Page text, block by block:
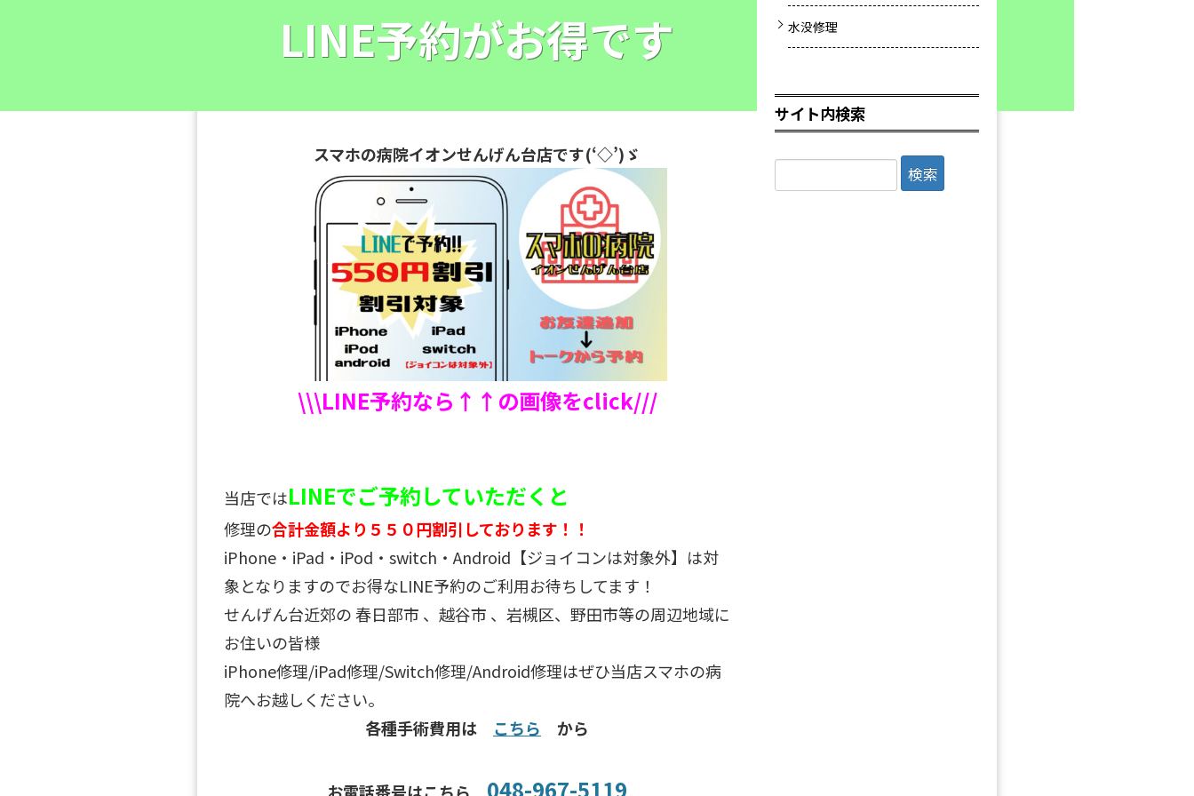
LINE予約がお得です
スマホの病院イオンせんげん台店です(‘◇’)ゞ
\\\LINE予約なら↑↑の画像をclick///
当店ではLINEでご予約していただくと
修理の合計金額より５５０円割引しております！！
iPhone・iPad・iPod・switch・Android【ジョイコンは対象外】は対
象となりますのでお得なLINE予約のご利用お待ちしてます！
せんげん台近郊の 春日部市 、越谷市 、岩槻区、野田市等の周辺地域に
お住いの皆様
iPhone修理/iPad修理/Switch修理/Android修理はぜひ当店スマホの病
院へお越しください。
各種手術費用は こちら から
048-967-5119
水没修理
サイト内検索
検
索: